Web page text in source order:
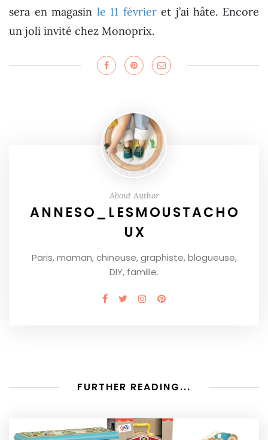
sera en magasin le 11 févrieret j’ai hâte. Encore
un joli invité chez Monoprix.
About Author
ANNESO_LESMOUSTACHO
UX
Paris, maman, chineuse, graphiste, blogueuse,
DIY, famille.
FURTHER READING...